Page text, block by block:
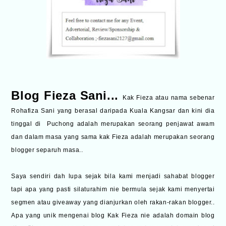
Blog Fieza Sani...
Kak Fieza atau nama sebenar
Rohafiza Sani yang berasal daripada Kuala Kangsar dan kini dia
tinggal di Puchong adalah merupakan seorang penjawat awam
dan dalam masa yang sama kak Fieza adalah merupakan seorang
blogger separuh masa..
Saya sendiri dah lupa sejak bila kami menjadi sahabat blogger
tapi apa yang pasti silaturahim nie bermula sejak kami menyertai
segmen atau giveaway yang dianjurkan oleh rakan-rakan blogger..
Apa yang unik mengenai blog Kak Fieza nie adalah domain blog